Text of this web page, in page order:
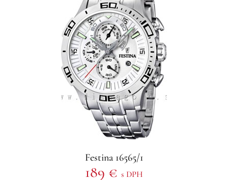
Festina 16565/1
189 € s DPH